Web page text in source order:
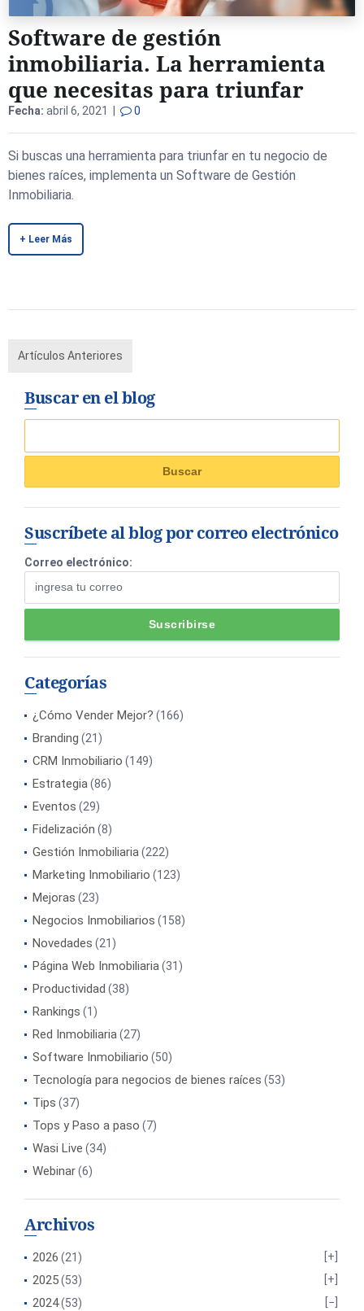
Software de gestión
inmobiliaria. La herramienta
que necesitas para triunfar
Fecha: abril 6, 2021 | 0
Si buscas una herramienta para triunfar en tu negocio de
bienes raíces, implementa un Software de Gestión
Inmobiliaria.
+ Leer Más
Artículos Anteriores
Buscar en el blog
Suscríbete al blog por correo electrónico
Correo electrónico:
Categorías
¿Cómo Vender Mejor? (166)
Branding (21)
CRM Inmobiliario (149)
Estrategia(86)
Eventos (29)
Fidelización (8)
Gestión Inmobiliaria(222)
Marketing Inmobiliario (123)
Mejoras (23)
Negocios Inmobiliarios (158)
Novedades (21)
Página Web Inmobiliaria(31)
Productividad (38)
Rankings (1)
Red Inmobiliaria(27)
Software Inmobiliario (50)
Tecnología para negocios de bienes raíces (53)
Tips (37)
Tops y Paso a paso (7)
Wasi Live (34)
Webinar(6)
Archivos
2026 (21)
2025(53)
2024(53)